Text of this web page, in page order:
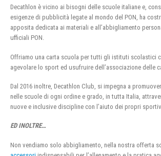
Decathlon è vicino ai bisogni delle scuole italiane e,
esigenze di pubblicità legate al mondo del PON, ha
apposita dedicata ai materiali e all’abbigliamento
ufficiali PON.
Offriamo una carta scuola per tutti gli istituti scolastici
agevolare lo sport ed usufruire dell’associazione delle
Dal 2016 inoltre, Decathlon Club, si impegna a
nelle scuole di ogni ordine e grado, in tutta Italia,
nuove e inclusive discipline con l’aiuto dei propri
ED INOLTRE…
Non vendiamo solo abbigliamento, nella nostra offerta